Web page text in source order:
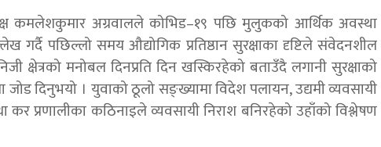
कमलेशकुमार अग्रवालले कोभिड–१९ पछि मुलुकको आर्थिक अवस्था
पछिल्लो समय औद्योगिक प्रतिष्ठान सुरक्षाका दृष्टिले संवेदनशील
क्षेत्रको मनोबल दिनप्रति दिन खस्किरहेको बताउँदै लगानी सुरक्षाको
जोड दिनुभयो । युवाको ठूलो सङ्ख्यामा विदेश पलायन, उद्यमी व्यवसायी
कर प्रणालीका कठिनाइले व्यवसायी निराश बनिरहेको उहाँको विश्लेषण